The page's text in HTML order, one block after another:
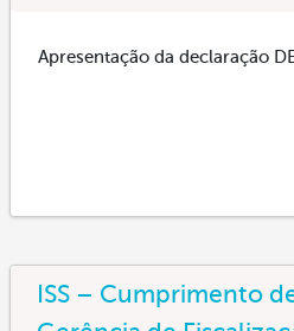
Apresentação da declaração
ISS – Cumprimento